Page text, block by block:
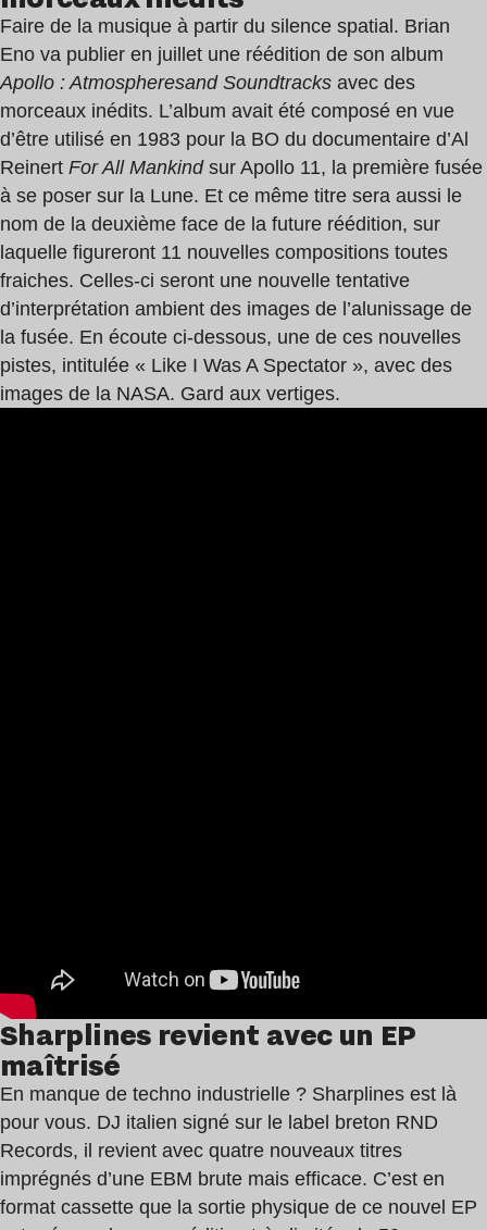
Faire de la musique à partir du silence spatial. Brian
Eno va publier en juillet une réédition de son album
Apollo : Atmospheresand Soundtracks avec des
morceaux inédits. L’album avait été composé en vue
d’être utilisé en 1983 pour la BO du documentaire d’Al
Reinert For All Mankind sur Apollo 11, la première fusée
à se poser sur la Lune. Et ce même titre sera aussi le
nom de la deuxième face de la future réédition, sur
laquelle figureront 11 nouvelles compositions toutes
fraiches. Celles-ci seront une nouvelle tentative
d’interprétation ambient des images de l’alunissage de
la fusée. En écoute ci-dessous, une de ces nouvelles
pistes, intitulée « Like I Was A Spectator », avec des
images de la NASA. Gard aux vertiges.
Sharplines revient avec un EP
maîtrisé
En manque de techno industrielle ? Sharplines est là
pour vous. DJ italien signé sur le label breton RND
Records, il revient avec quatre nouveaux titres
imprégnés d’une EBM brute mais efficace. C’est en
format cassette que la sortie physique de ce nouvel EP